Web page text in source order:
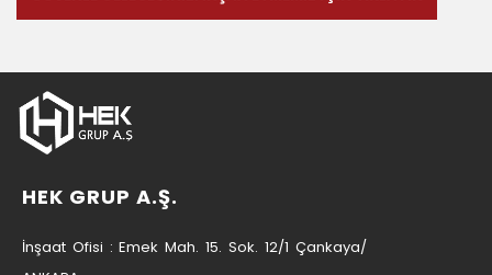
HEK GRUP A.Ş.
İnşaat Ofisi : Emek Mah. 15. Sok. 12/1 Çankaya/